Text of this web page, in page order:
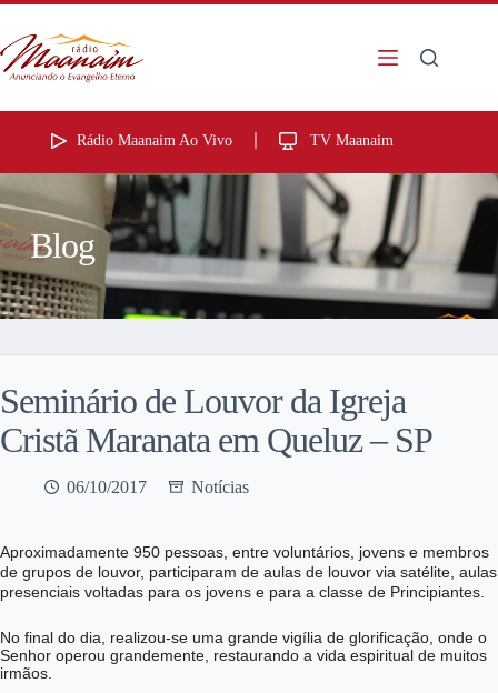
Rádio Maanaim Ao Vivo TV Maanaim
Blog
Seminário de Louvor da Igreja
Cristã Maranata em Queluz – SP
06/10/2017 Notícias
Aproximadamente 950 pessoas, entre voluntários, jovens e membros
de grupos de louvor, participaram de aulas de louvor via satélite, aulas
presenciais voltadas para os jovens e para a classe de Principiantes.
No final do dia, realizou-se uma grande vigília de glorificação, onde o
Senhor operou grandemente, restaurando a vida espiritual de muitos
irmãos.